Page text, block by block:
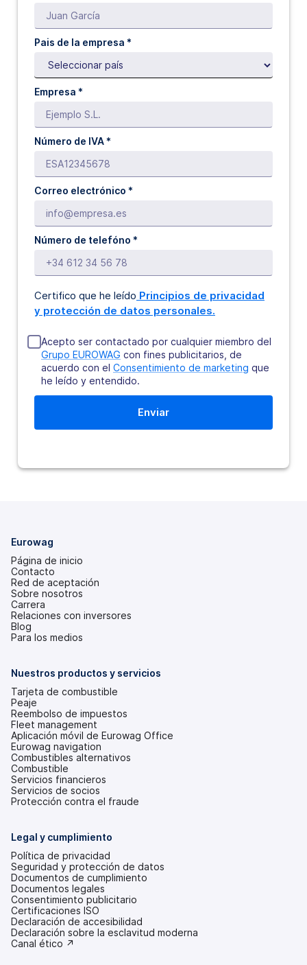
Pais de la empresa *
Empresa *
Número de IVA *
Correo electrónico *
Número de telefóno *
Certifico que he leído Principios de privacidad
y protección de datos personales.
Acepto ser contactado por cualquier miembro del
Grupo EUROWAG con fines publicitarios, de
acuerdo con el Consentimiento de marketing que
he leído y entendido.
Eurowag
Página de inicio
Contacto
Red de aceptación
Sobre nosotros
Carrera
Relaciones con inversores
(se
abre
pestaña
Blog
Para los medios
Nuestros productos y servicios
Tarjeta de combustible
Peaje
Reembolso de impuestos
Fleet management
Aplicación móvil de Eurowag Office
Eurowag navigation
Combustibles alternativos
Combustible
Servicios financieros
Servicios de socios
Protección contra el fraude
Legal y cumplimiento
Política de privacidad
Seguridad y protección de datos
Documentos de cumplimiento
Documentos legales
Consentimiento publicitario
Certificaciones ISO
Declaración de accesibilidad
(se
abre
Declaración sobre la esclavitud moderna
(se
Canal ético ↗